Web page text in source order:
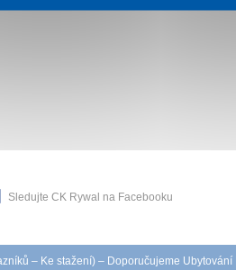
Sledujte CK Rywal na Facebooku
– Ke stažení) – Doporučujeme Ubytování